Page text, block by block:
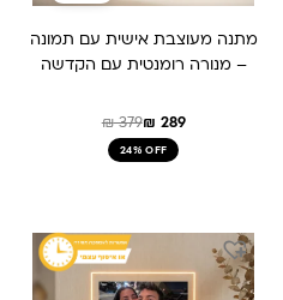
מתנה מעוצבת אישית עם תמונה
– מנורה רומנטית עם הקדשה
₪379₪ 289
24% OFF
המחיר
היה:
₪ 379.
המחיר
הוא:
₪ 289.